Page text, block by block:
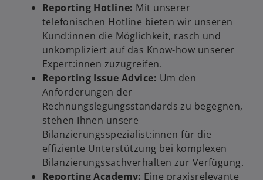
Reporting Hotline: Mit unserer
telefonischen Hotline bieten wir unseren
Kund:innen die Möglichkeit, rasch und
unkompliziert auf das Know-how unserer
Expert:innen zuzugreifen.
Reporting Issue Advice: Um den
Anforderungen der
Rechnungslegungsstandards zu begegnen,
stehen Ihnen unsere
Bilanzierungsspezialist:innen für die
effiziente Unterstützung bei komplexen
Bilanzierungssachverhalten zur Verfügung.
Reporting Academy: Eine praxisrelevante